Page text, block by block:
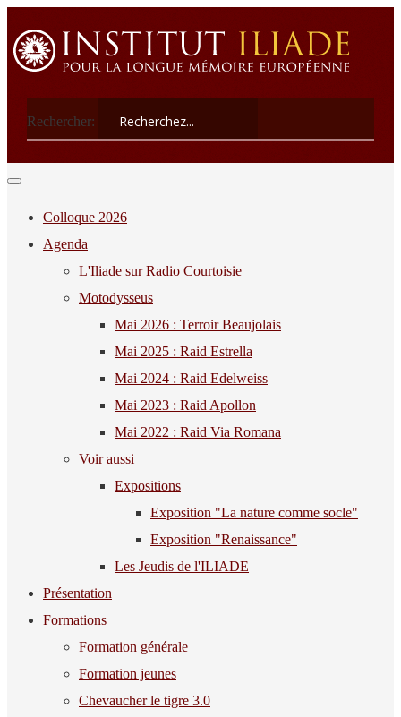
Rechercher:
Colloque 2026
Agenda
L'Iliade sur Radio Courtoisie
Motodysseus
Mai 2026 : Terroir Beaujolais
Mai 2025 : Raid Estrella
Mai 2024 : Raid Edelweiss
Mai 2023 : Raid Apollon
Mai 2022 : Raid Via Romana
Voir aussi
Expositions
Exposition "La nature comme socle"
Exposition "Renaissance"
Les Jeudis de l'ILIADE
Présentation
Formations
Formation générale
Formation jeunes
Chevaucher le tigre 3.0